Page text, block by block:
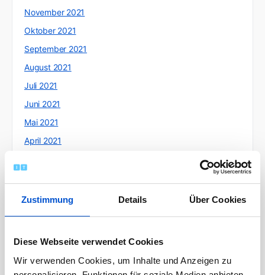
Zustimmung Details Über Cookies
Diese Webseite verwendet Cookies
Wir verwenden Cookies, um Inhalte und Anzeigen zu
November 2021
Oktober 2021
September 2021
August 2021
Juli 2021
Juni 2021
Mai 2021
April 2021
Januar 2021
Dezember 2020